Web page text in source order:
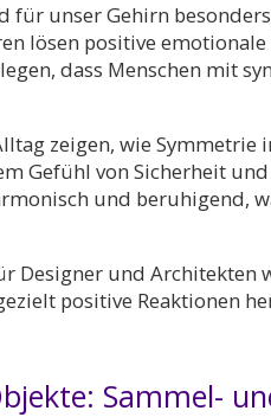
für unser Gehirn
lösen positive
dass Menschen mit
zeigen, wie
Gefühl von Sicherheit
und beruhigend,
Designer und
positive Reaktionen
Sammel-